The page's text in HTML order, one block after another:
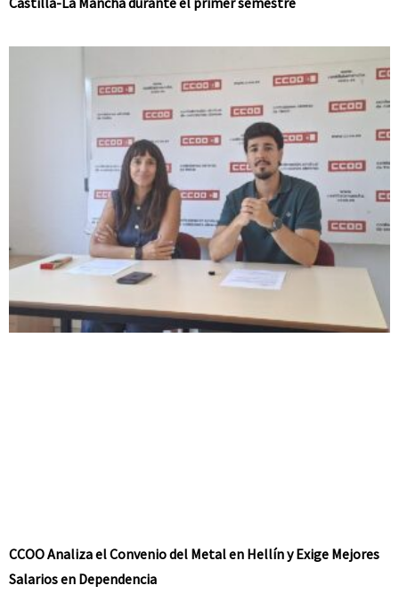
CCOO Analiza el Convenio del Metal en Hellín y Exige Mejores
Salarios en Dependencia